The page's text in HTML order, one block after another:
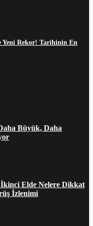
Rekor! Tarihinin En
Büyük, Daha
Elde Nelere Dikkat
İzlenimi